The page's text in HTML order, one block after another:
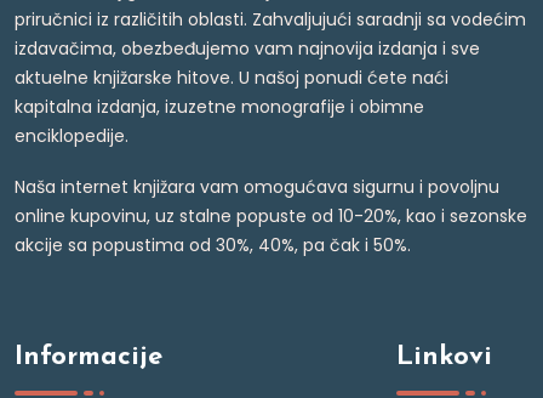
priručnici iz različitih oblasti. Zahvaljujući saradnji sa vodećim
izdavačima, obezbeđujemo vam najnovija izdanja i sve
aktuelne knjižarske hitove. U našoj ponudi ćete naći
kapitalna izdanja, izuzetne monografije i obimne
enciklopedije.
Naša internet knjižara vam omogućava sigurnu i povoljnu
online kupovinu, uz stalne popuste od 10-20%, kao i sezonske
akcije sa popustima od 30%, 40%, pa čak i 50%.
Informacije Linkovi